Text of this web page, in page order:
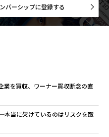
バーシップに登録する
業を買収、ワーナー買収断念の直
本当に欠けているのはリスクを取